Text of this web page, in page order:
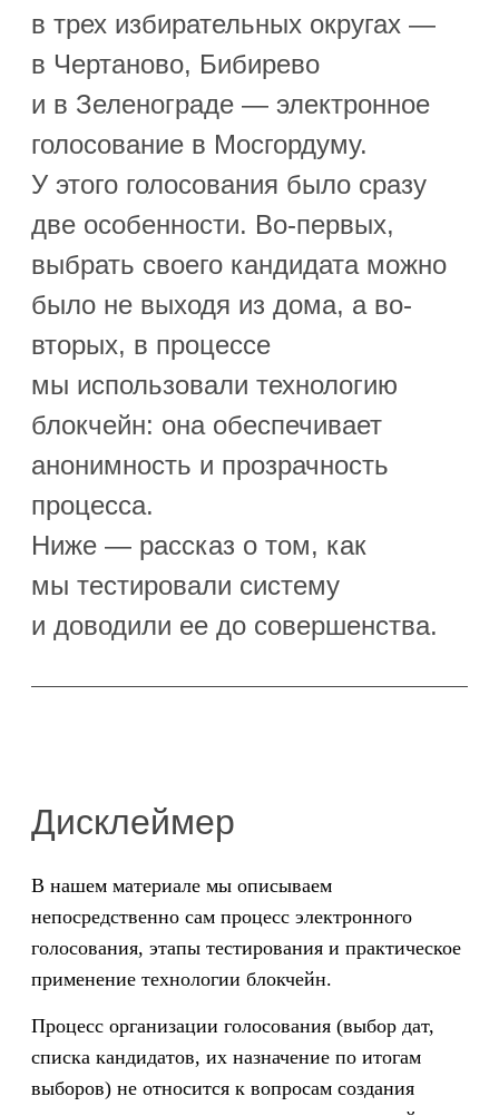
в трех избирательных округах —
в Чертаново, Бибирево
и в Зеленограде — электронное
голосование в Мосгордуму.
У этого голосования было сразу
две особенности. Во-первых,
выбрать своего кандидата можно
было не выходя из дома, а во-
вторых, в процессе
мы использовали технологию
блокчейн: она обеспечивает
анонимность и прозрачность
процесса.
Ниже — рассказ о том, как
мы тестировали систему
и доводили ее до совершенства.
Дисклеймер
В нашем материале мы описываем
непосредственно сам процесс электронного
голосования, этапы тестирования и практическое
применение технологии блокчейн.
Процесс организации голосования (выбор дат,
списка кандидатов, их назначение по итогам
выборов) не относится к вопросам создания